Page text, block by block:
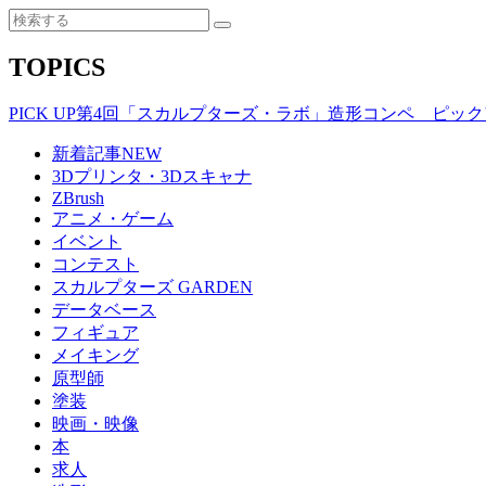
TOPICS
PICK UP第4回「スカルプターズ・ラボ」造形コンペ ピック
新着記事NEW
3Dプリンタ・3Dスキャナ
ZBrush
アニメ・ゲーム
イベント
コンテスト
スカルプターズ GARDEN
データベース
フィギュア
メイキング
原型師
塗装
映画・映像
本
求人